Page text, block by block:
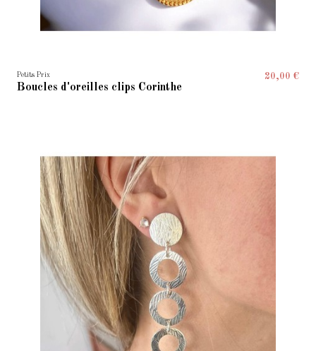
Petits Prix
Boucles d'oreilles clips Corinthe
20,00 €